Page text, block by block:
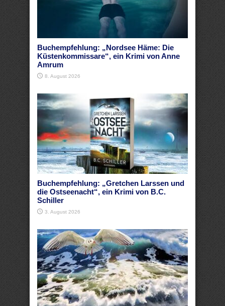
Buchempfehlung: „Nordsee Häme: Die
Küstenkommissare“, ein Krimi von Anne
Amrum
8. August 2026
Buchempfehlung: „Gretchen Larssen und
die Ostseenacht“, ein Krimi von B.C.
Schiller
3. August 2026